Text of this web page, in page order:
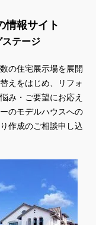
情報サイト
ステージ
の住宅展示場を展開
えをはじめ、リフォ
み・ご要望にお応え
のモデルハウスへの
作成のご相談申し込